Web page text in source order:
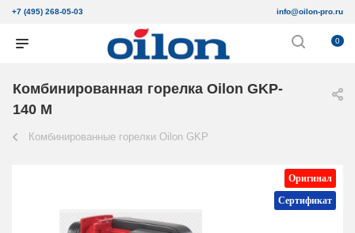
+7 (495) 268-05-03 info@oilon-pro.ru
0
Комбинированная горелка Oilon GKP-
140 M
Комбинированные горелки Oilon GKP
Оригинал
Сертификат